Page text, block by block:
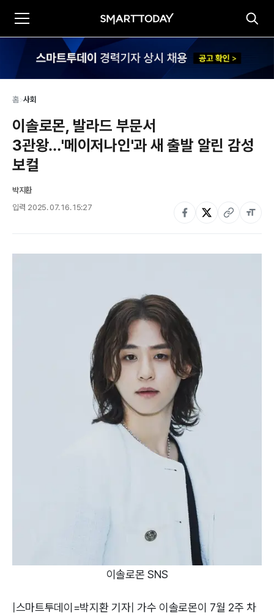
홈>사회
이솔로몬, 발라드 부문서
3관왕…'메이저나인'과 새 출발 알린 감성
보컬
박지환
입력 2025. 07. 16. 15:27
이솔로몬 SNS
|스마트투데이=박지환 기자| 가수 이솔로몬이 7월 2주 차